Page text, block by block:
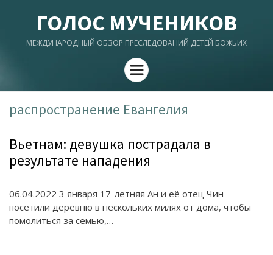
ГОЛОС МУЧЕНИКОВ
МЕЖДУНАРОДНЫЙ ОБЗОР ПРЕСЛЕДОВАНИЙ ДЕТЕЙ БОЖЬИХ
Menu
распространение Евангелия
Вьетнам: девушка пострадала в
результате нападения
06.04.2022 3 января 17-летняя Ан и её отец Чин
посетили деревню в нескольких милях от дома, чтобы
помолиться за семью,…